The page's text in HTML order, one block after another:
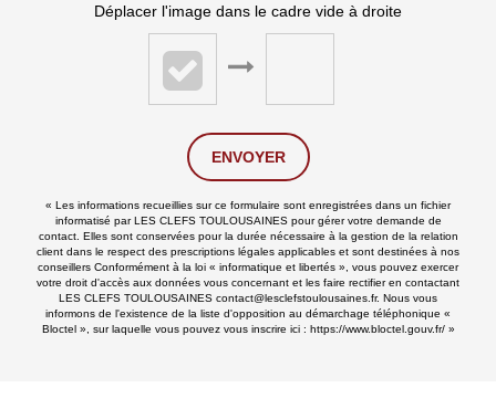
Déplacer l'image dans le cadre vide à droite
ENVOYER
« Les informations recueillies sur ce formulaire sont enregistrées dans un fichier
informatisé par LES CLEFS TOULOUSAINES pour gérer votre demande de
contact. Elles sont conservées pour la durée nécessaire à la gestion de la relation
client dans le respect des prescriptions légales applicables et sont destinées à nos
conseillers Conformément à la loi « informatique et libertés », vous pouvez exercer
votre droit d'accès aux données vous concernant et les faire rectifier en contactant
LES CLEFS TOULOUSAINES contact@lesclefstoulousaines.fr. Nous vous
informons de l'existence de la liste d'opposition au démarchage téléphonique «
Bloctel », sur laquelle vous pouvez vous inscrire ici : https://www.bloctel.gouv.fr/»